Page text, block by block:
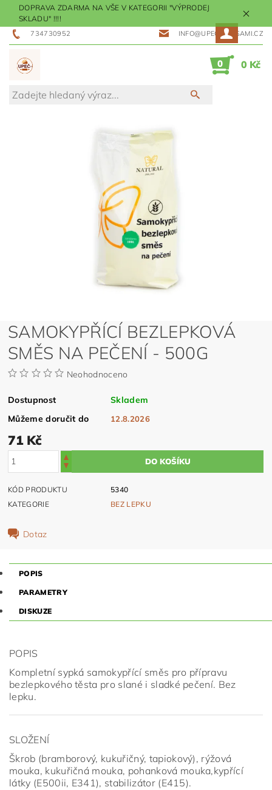
DOPRAVA ZDARMA NA VŠE V KATEGORII "VÝPRODEJ
SKLADU" !!!!
734730952 INFO@UPECMESISAMI.CZ
0 0 Kč
SAMOKYPŘÍCÍ BEZLEPKOVÁ
SMĚS NA PEČENÍ - 500G
Neohodnoceno
Dostupnost
Skladem
Můžeme doručit do
12.8.2026
71 Kč
KÓD PRODUKTU
5340
KATEGORIE
BEZ LEPKU
Dotaz
POPIS
PARAMETRY
DISKUZE
POPIS
Kompletní sypká samokypřící směs pro přípravu
bezlepkového těsta pro slané i sladké pečení. Bez
lepku.
SLOŽENÍ
Škrob (bramborový, kukuřičný, tapiokový), rýžová
mouka, kukuřičná mouka, pohanková mouka,kypřící
látky (E500ii, E341), stabilizátor (E415).